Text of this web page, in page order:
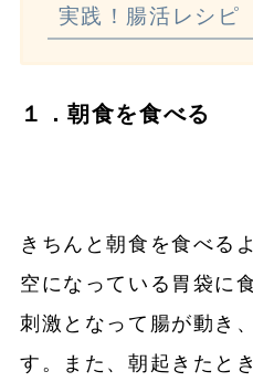
実践！腸活レシピ
１．朝食を食べる
きちんと朝食を食べる
空になっている胃袋に
刺激となって腸が動き
す。また、朝起きたと